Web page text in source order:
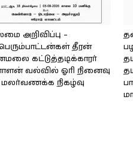
அறிவிப்பு –
தீரன்
கட்டுத்தடிக்காரர்
வல்வில் ஓரி நினைவு
நிகழ்வு